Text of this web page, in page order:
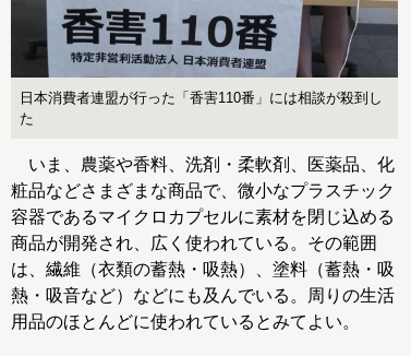
日本消費者連盟が行った「香害110番」には相談が殺到し
た
いま、農薬や香料、洗剤・柔軟剤、医薬品、化
粧品などさまざまな商品で、微小なプラスチック
容器であるマイクロカプセルに素材を閉じ込める
商品が開発され、広く使われている。その範囲
は、繊維（衣類の蓄熱・吸熱）、塗料（蓄熱・吸
熱・吸音など）などにも及んでいる。周りの生活
用品のほとんどに使われているとみてよい。